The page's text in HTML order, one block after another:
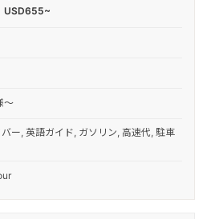
USD655~
～
ー, 英語ガイド, ガソリン, 高速代, 駐車